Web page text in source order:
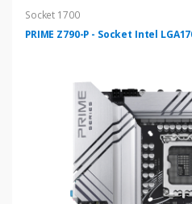
Socket 1700
PRIME Z790-P - Socket Intel